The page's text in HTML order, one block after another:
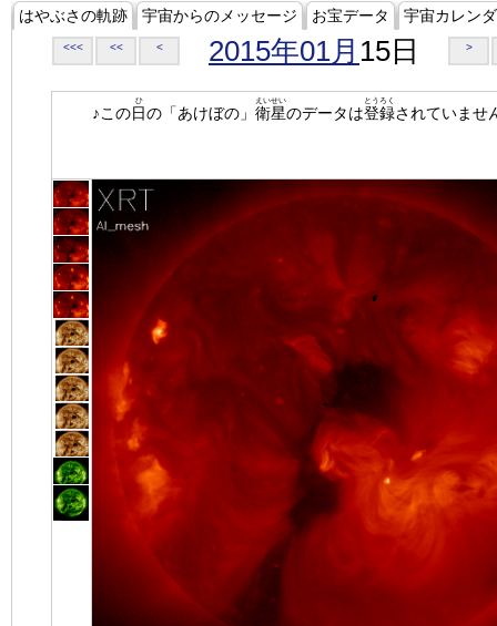
はやぶさの軌跡 宇宙からのメッセージ お宝データ 宇宙カレン
<<< << < 2015年01月 15日 >
♪この日
ひ
の「あけぼの」 衛星
えいせい
のデータは登録
とうろく
されていませ